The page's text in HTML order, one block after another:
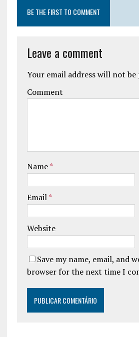
BE THE FIRST TO COMMENT
Leave a comment
Your email address will not be
Comment
Name*
Email*
Website
Save my name, email, and
browser for the next time I